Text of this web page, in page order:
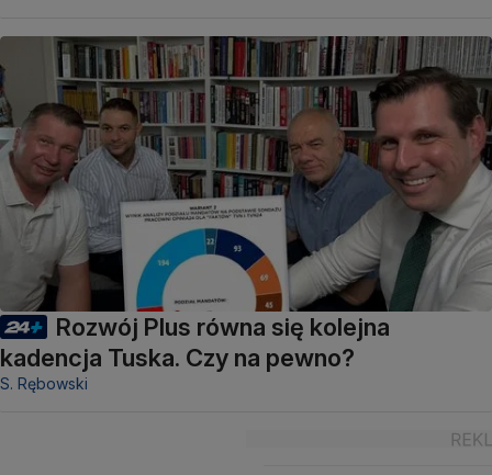
Rozwój Plus równa się kolejna
kadencja Tuska. Czy na pewno?
S. Rębowski